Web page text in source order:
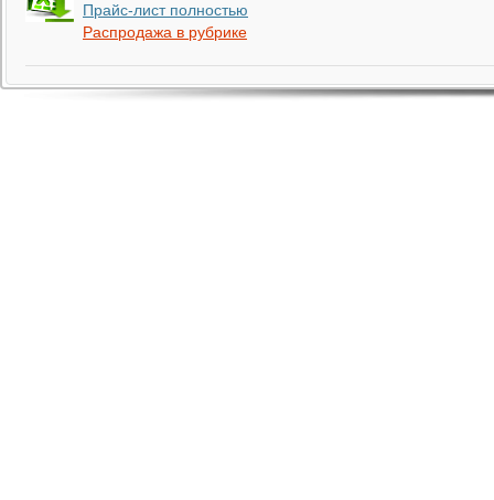
Прайс-лист полностью
Распродажа в рубрике